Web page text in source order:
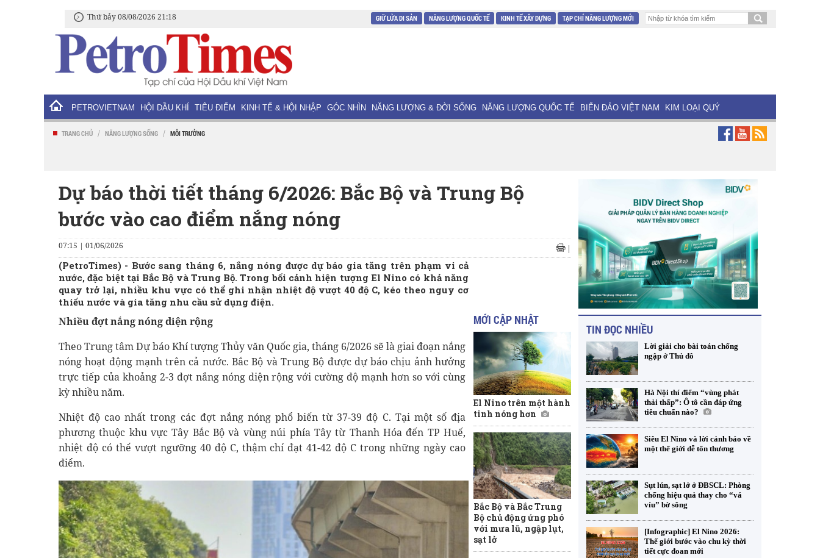
Thứ bảy 08/08/2026 21:18 GIỮ LỬA DI SẢN NĂNG LƯỢNG QUỐC TẾ KINH TẾ XÂY DỰNG TẠP CHÍ NĂNG LƯỢNG MỚI
PETROVIETNAM HỘI DẦU KHÍ TIÊU ĐIỂM KINH TẾ & HỘI NHẬP GÓC NHÌN NĂNG LƯỢNG & ĐỜI SỐNG NĂNG LƯỢNG QUỐC TẾ BIỂN ĐẢO VIỆT NAM KIM LOẠI QUÝ
TRANG CHỦ / NĂNG LƯỢNG SỐNG / MÔI TRƯỜNG
Dự báo thời tiết tháng 6/2026: Bắc Bộ và Trung Bộ
bước vào cao điểm nắng nóng
07:15 | 01/06/2026 |
(PetroTimes) - Bước sang tháng 6, nắng nóng được dự báo gia tăng trên phạm vi cả
nước, đặc biệt tại Bắc Bộ và Trung Bộ. Trong bối cảnh hiện tượng El Nino có khả năng
quay trở lại, nhiều khu vực có thể ghi nhận nhiệt độ vượt 40 độ C, kéo theo nguy cơ
thiếu nước và gia tăng nhu cầu sử dụng điện.
Nhiều đợt nắng nóng diện rộng
Theo Trung tâm Dự báo Khí tượng Thủy văn Quốc gia, tháng 6/2026 sẽ là giai đoạn nắng
nóng hoạt động mạnh trên cả nước. Bắc Bộ và Trung Bộ được dự báo chịu ảnh hưởng
trực tiếp của khoảng 2-3 đợt nắng nóng diện rộng với cường độ mạnh hơn so với cùng
kỳ nhiều năm.
Nhiệt độ cao nhất trong các đợt nắng nóng phổ biến từ 37-39 độ C. Tại một số địa
phương thuộc khu vực Tây Bắc Bộ và vùng núi phía Tây từ Thanh Hóa đến TP Huế,
nhiệt độ có thể vượt ngưỡng 40 độ C, thậm chí đạt 41-42 độ C trong những ngày cao
điểm.
MỚI CẬP NHẬT
El Nino trên một hành
tinh nóng hơn
Bắc Bộ và Bắc Trung
Bộ chủ động ứng phó
với mưa lũ, ngập lụt,
sạt lở
TIN ĐỌC NHIỀU
Lời giải cho bài toán chống
ngập ở Thủ đô
Hà Nội thí điểm “vùng phát
thải thấp”: Ô tô cần đáp ứng
tiêu chuẩn nào?
Siêu El Nino và lời cảnh báo về
một thế giới dễ tổn thương
Sụt lún, sạt lở ở ĐBSCL: Phòng
chống hiệu quả thay cho “vá
víu” bờ sông
[Infographic] El Nino 2026:
Thế giới bước vào chu kỳ thời
tiết cực đoan mới